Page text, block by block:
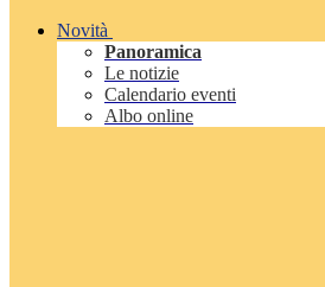
Novità
Panoramica
Le notizie
Calendario eventi
Albo online